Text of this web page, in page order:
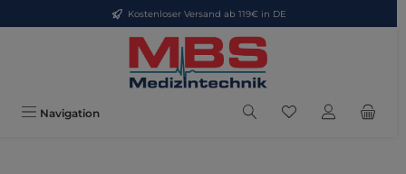
Zum Hauptinhalt springenKostenloser Versand ab 119€ in DE
Navigation Du hast 0